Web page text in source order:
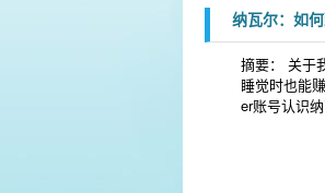
纳瓦尔：如
摘要： 关于
睡觉时也能
er账号认识